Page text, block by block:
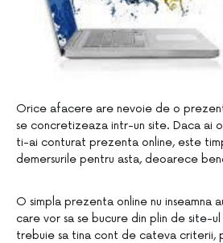
Orice afacere are nevoie de o
se concretizeaza intr-un site. Daca ai
ti-ai conturat prezenta online, este
demersurile pentru asta, deoarece
O simpla prezenta online nu inseamna
care vor sa se bucure din plin de site-
trebuie sa tina cont de cateva criterii,